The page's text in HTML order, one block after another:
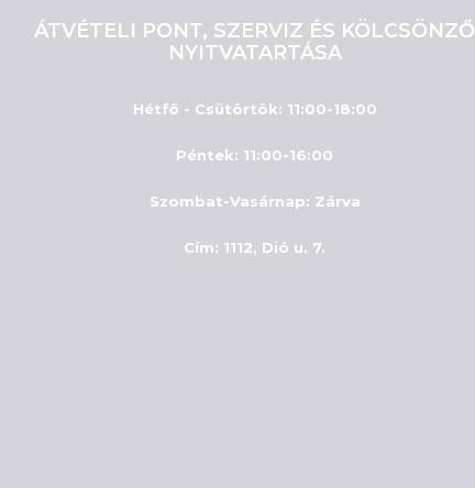
ÁTVÉTELI PONT, SZERVIZ ÉS KÖLCSÖNZŐ
NYITVATARTÁSA
Hétfő - Csütörtök: 11:00-18:00
Péntek: 11:00-16:00
Szombat-Vasárnap: Zárva
Cím: 1112, Dió u. 7.